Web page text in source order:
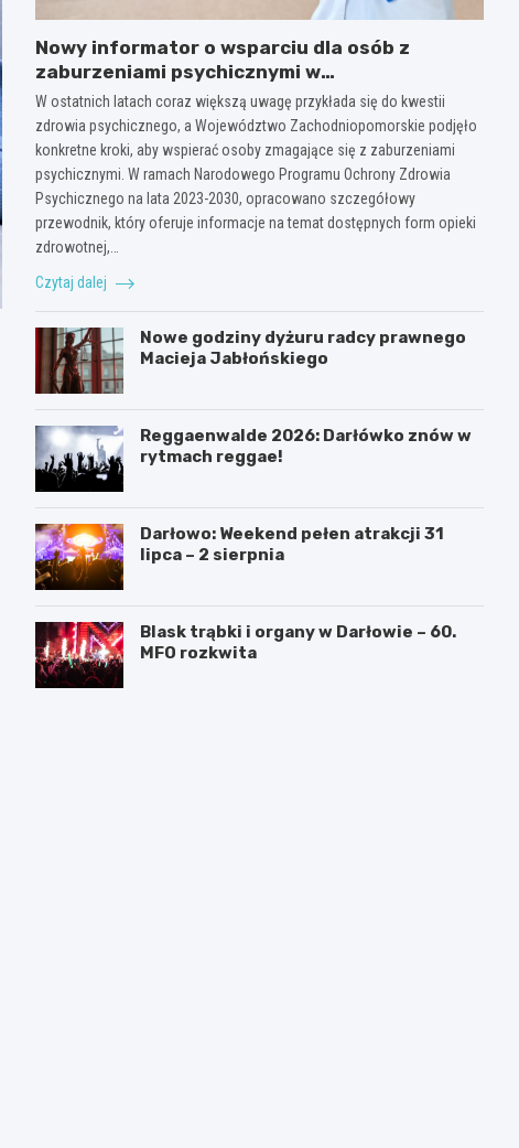
Nowy informator o wsparciu dla osób z
zaburzeniami psychicznymi w
Zachodniopomorskiem na 2026 rok
W ostatnich latach coraz większą uwagę przykłada się do kwestii
zdrowia psychicznego, a Województwo Zachodniopomorskie podjęło
konkretne kroki, aby wspierać osoby zmagające się z zaburzeniami
psychicznymi. W ramach Narodowego Programu Ochrony Zdrowia
Psychicznego na lata 2023-2030, opracowano szczegółowy
przewodnik, który oferuje informacje na temat dostępnych form opieki
zdrowotnej,…
Czytaj dalej
Nowe godziny dyżuru radcy prawnego
Macieja Jabłońskiego
Reggaenwalde 2026: Darłówko znów w
rytmach reggae!
Darłowo: Weekend pełen atrakcji 31
lipca – 2 sierpnia
Blask trąbki i organy w Darłowie – 60.
MFO rozkwita